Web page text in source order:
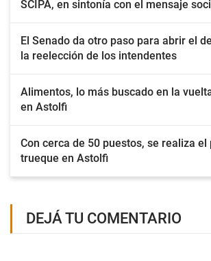
SCIPA, en sintonía con el mensaje
El Senado da otro paso para abrir el
la reelección de los intendentes
Alimentos, lo más buscado en la
en Astolfi
Con cerca de 50 puestos, se realiza
trueque en Astolfi
DEJÁ TU COMENTARIO